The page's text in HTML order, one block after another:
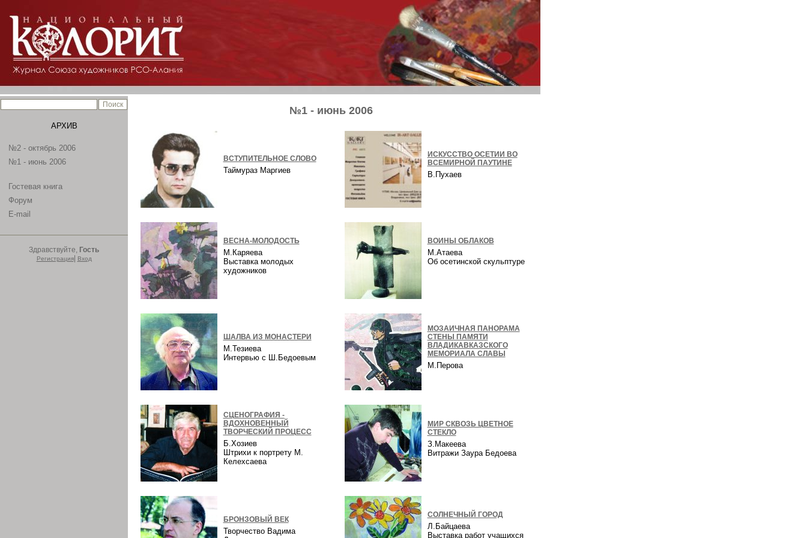
АРХИВ
№2 - октябрь 2006
№1 - июнь 2006
Гостевая книга
Форум
E-mail
Здравствуйте, Гость
Регистрация| Вход
№1 - июнь 2006
ВСТУПИТЕЛЬНОЕ СЛОВО
Таймураз Маргиев
ВЕСНА-МОЛОДОСТЬ
М.Каряева
Выставка молодых
художников
ШАЛВА ИЗ МОНАСТЕРИ
М.Тезиева
Интервью с Ш.Бедоевым
СЦЕНОГРАФИЯ -
ВДОХНОВЕННЫЙ
ТВОРЧЕСКИЙ ПРОЦЕСС
Б.Хозиев
Штрихи к портрету М.
Келехсаева
БРОНЗОВЫЙ ВЕК
Творчество Вадима
ИСКУССТВО ОСЕТИИ ВО
ВСЕМИРНОЙ ПАУТИНЕ
В.Пухаев
ВОИНЫ ОБЛАКОВ
М.Атаева
Об осетинской скульптуре
МОЗАИЧНАЯ ПАНОРАМА
СТЕНЫ ПАМЯТИ
ВЛАДИКАВКАЗСКОГО
МЕМОРИАЛА СЛАВЫ
М.Перова
МИР СКВОЗЬ ЦВЕТНОЕ
СТЕКЛО
З.Макеева
Витражи Заура Бедоева
СОЛНЕЧНЫЙ ГОРОД
Л.Байцаева
Выставка работ учащихся